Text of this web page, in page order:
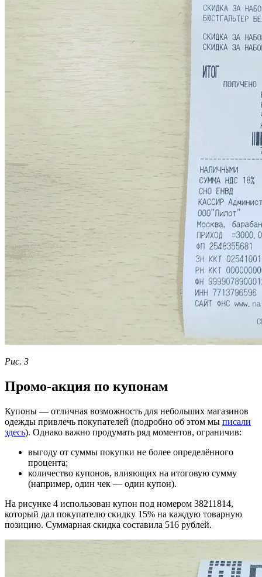
Рис. 3
Промо-акция по купонам
Купоны — отличная возможность для небольших магазинов
одежды привлечь покупателей (подробно об этом мы писали
здесь). Однако важно продумать ряд моментов, ограничив:
выгоду от суммы покупки не более определённого
процента;
количество купонов, влияющих на итоговую сумму
(например, один чек — один купон).
На рисунке 4 использован купон под номером 38211814,
который дал покупателю скидку 15% на каждую товарную
позицию. Суммарная скидка составила 516 рублей.